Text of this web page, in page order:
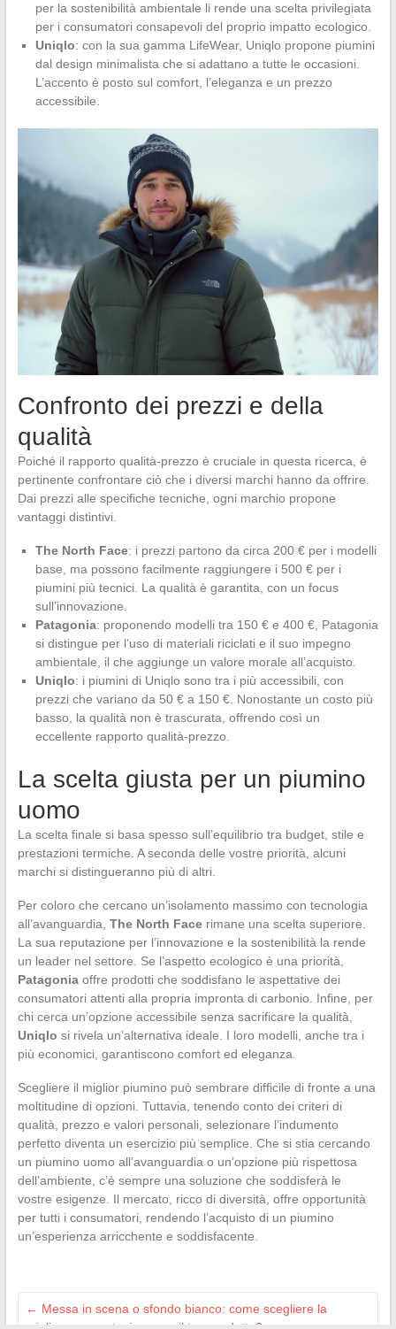
per la sostenibilità ambientale li rende una scelta privilegiata
per i consumatori consapevoli del proprio impatto ecologico.
Uniqlo: con la sua gamma LifeWear, Uniqlo propone piumini
dal design minimalista che si adattano a tutte le occasioni.
L’accento è posto sul comfort, l’eleganza e un prezzo
accessibile.
Confronto dei prezzi e della
qualità
Poiché il rapporto qualità-prezzo è cruciale in questa ricerca, è
pertinente confrontare ciò che i diversi marchi hanno da offrire.
Dai prezzi alle specifiche tecniche, ogni marchio propone
vantaggi distintivi.
The North Face: i prezzi partono da circa 200 € per i modelli
base, ma possono facilmente raggiungere i 500 € per i
piumini più tecnici. La qualità è garantita, con un focus
sull’innovazione.
Patagonia: proponendo modelli tra 150 € e 400 €, Patagonia
si distingue per l’uso di materiali riciclati e il suo impegno
ambientale, il che aggiunge un valore morale all’acquisto.
Uniqlo: i piumini di Uniqlo sono tra i più accessibili, con
prezzi che variano da 50 € a 150 €. Nonostante un costo più
basso, la qualità non è trascurata, offrendo così un
eccellente rapporto qualità-prezzo.
La scelta giusta per un piumino
uomo
La scelta finale si basa spesso sull’equilibrio tra budget, stile e
prestazioni termiche. A seconda delle vostre priorità, alcuni
marchi si distingueranno più di altri.
Per coloro che cercano un’isolamento massimo con tecnologia
all’avanguardia, The North Facerimane una scelta superiore.
La sua reputazione per l’innovazione e la sostenibilità la rende
un leader nel settore. Se l’aspetto ecologico è una priorità,
Patagoniaoffre prodotti che soddisfano le aspettative dei
consumatori attenti alla propria impronta di carbonio. Infine, per
chi cerca un’opzione accessibile senza sacrificare la qualità,
Uniqlo si rivela un’alternativa ideale. I loro modelli, anche tra i
più economici, garantiscono comfort ed eleganza.
Scegliere il miglior piumino può sembrare difficile di fronte a una
moltitudine di opzioni. Tuttavia, tenendo conto dei criteri di
qualità, prezzo e valori personali, selezionare l’indumento
perfetto diventa un esercizio più semplice. Che si stia cercando
un piumino uomo all’avanguardia o un’opzione più rispettosa
dell’ambiente, c’è sempre una soluzione che soddisferà le
vostre esigenze. Il mercato, ricco di diversità, offre opportunità
per tutti i consumatori, rendendo l’acquisto di un piumino
un’esperienza arricchente e soddisfacente.
← Messa in scena o sfondo bianco: come scegliere la